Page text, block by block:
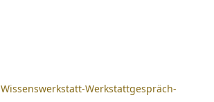
Wissenswerkstatt-Werkstattgespräch-